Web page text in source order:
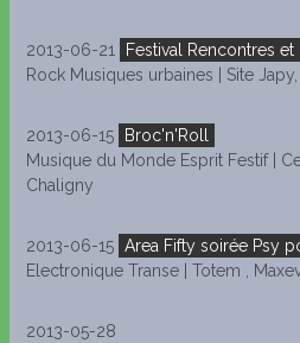
2013-06-21
Festival Rencontres et
Rock Musiques urbaines | Site
2013-06-15
Broc'n'Roll
Musique du Monde Esprit Festif |
Chaligny
2013-06-15 Area Fifty soirée Psy
Electronique Transe | Totem ,
2013-05-28